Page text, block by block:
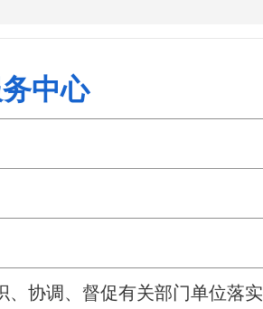
中心
协调、督促有关部门单位落